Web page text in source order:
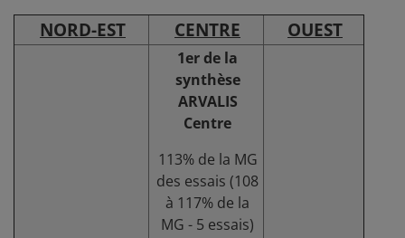
NORD-EST CENTRE OUEST
1er de la
synthèse
ARVALIS
Centre
113% de la MG
des essais (108
à 117% de la
MG - 5 essais)